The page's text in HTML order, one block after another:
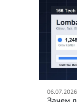
06.07.2026